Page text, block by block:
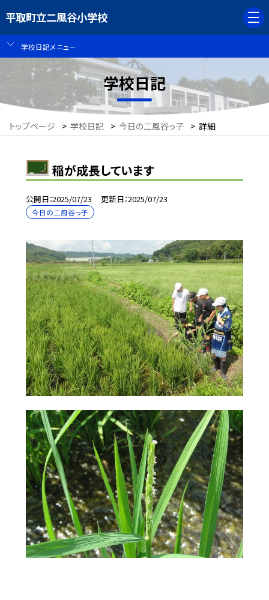
平取町立二風谷小学校
学校日記メニュー
学校日記
トップページ > 学校日記 > 今日の二風谷っ子 > 詳細
稲が成長しています
公開日 2025/07/23 更新日 2025/07/23
今日の二風谷っ子